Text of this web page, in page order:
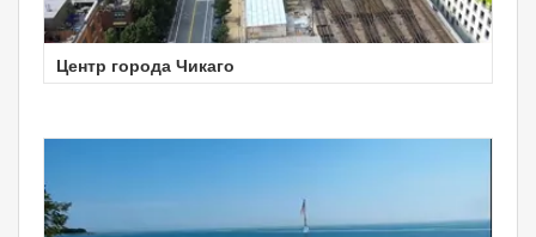
Центр города Чикаго